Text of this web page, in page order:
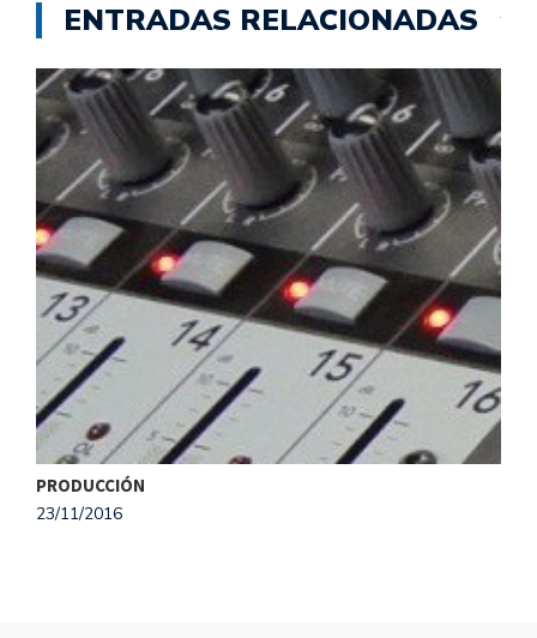
ENTRADAS RELACIONADAS
PRODUCCIÓN
23/11/2016